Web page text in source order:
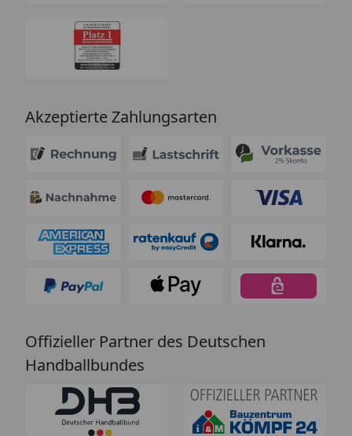
Akzeptierte Zahlungsarten
Offizieller Partner des Deutschen
Handballbundes